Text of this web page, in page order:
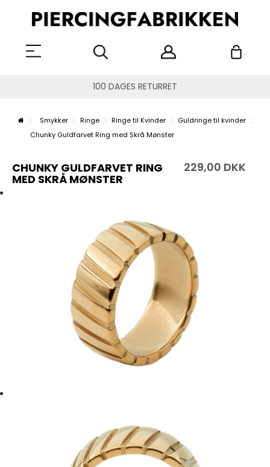
100 DAGES RETURRET
Smykker Ringe Ringe til Kvinder
Guldringe til kvinder
Chunky Guldfarvet Ring med Skrå Mønster
CHUNKY GULDFARVET RING
MED SKRÅ MØNSTER
229,00 DKK